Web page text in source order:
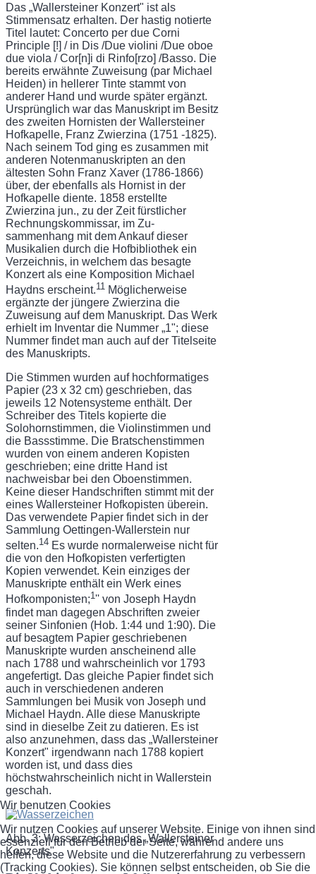
Das „Wallersteiner Konzert" ist als
Stimmensatz erhalten. Der hastig notierte
Titel lautet: Concerto per due Corni
Principle [!] / in Dis /Due violini /Due oboe
due viola / Cor[n]i di Rinfo[rzo] /Basso. Die
bereits erwähnte Zuweisung (par Michael
Heiden) in hellerer Tinte stammt von
anderer Hand und wurde später ergänzt.
Ursprünglich war das Manuskript im Besitz
des zweiten Hornisten der Wallersteiner
Hofkapelle, Franz Zwierzina (1751 -1825).
Nach seinem Tod ging es zusammen mit
anderen Notenmanuskripten an den
ältesten Sohn Franz Xaver (1786-1866)
über, der ebenfalls als Hornist in der
Hofkapelle diente. 1858 erstellte
Zwierzina jun., zu der Zeit fürstlicher
Rechnungskommissar, im Zu­
sammenhang mit dem Ankauf dieser
Musikalien durch die Hofbibliothek ein
Verzeichnis, in welchem das besagte
Konzert als eine Komposition Michael
Haydns erscheint.11 Mög­licherweise
ergänzte der jüngere Zwierzina die
Zuweisung auf dem Manuskript. Das Werk
erhielt im Inventar die Nummer „1"; diese
Nummer findet man auch auf der Titelseite
des Manuskripts.
Die Stimmen wurden auf hochformatiges
Papier (23 x 32 cm) geschrieben, das
jeweils 12 Notensysteme enthält. Der
Schreiber des Titels kopierte die
Solohornstimmen, die Violinstimmen und
die Bassstimme. Die Bratschenstimmen
wurden von einem anderen Kopisten
geschrieben; eine dritte Hand ist
nachweisbar bei den Oboenstimmen.
Keine dieser Handschriften stimmt mit der
eines Wallersteiner Hofkopisten überein.
Das ver­wendete Papier findet sich in der
Sammlung Oettingen-Wallerstein nur
selten.14 Es wurde normalerweise nicht für
die von den Hofkopisten verfertigten
Kopien verwendet. Kein einziges der
Manuskripte enthält ein Werk eines
Hofkomponisten;1'' von Joseph Haydn
findet man dagegen Abschriften zweier
seiner Sinfonien (Hob. 1:44 und 1:90). Die
auf besagtem Papier geschriebenen
Manuskripte wurden anscheinend alle
nach 1788 und wahr­scheinlich vor 1793
angefertigt. Das gleiche Papier findet sich
auch in verschiedenen an­deren
Sammlungen bei Musik von Joseph und
Michael Haydn. Alle diese Manuskripte
sind in dieselbe Zeit zu datieren. Es ist
also anzunehmen, dass das „Wallersteiner
Konzert" irgendwann nach 1788 kopiert
worden ist, und dass dies
höchstwahrscheinlich nicht in Wallerstein
geschah.
Abb. 3: Wasserzeichen des „Wallersteiner
Konzerts"
Wir benutzen Cookies
Wir nutzen Cookies auf unserer Website. Einige von ihnen sind
essenziell für den Betrieb der Seite, während andere uns
helfen, diese Website und die Nutzererfahrung zu verbessern
(Tracking Cookies). Sie können selbst entscheiden, ob Sie die